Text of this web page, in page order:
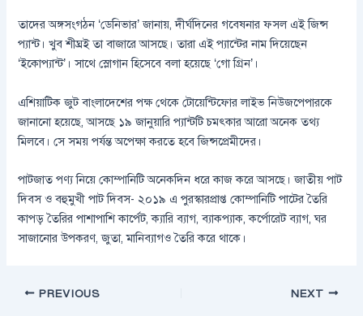
তাদের অঙ্গসংগঠন ‘ডেনিভার’ জানায়, দীর্ঘদিনের গবেষনার ফসল এই জিন্স
প্যান্ট। খুব শীঘ্রই তা বাজারে আসছে। তারা এই প্যান্টের নাম দিয়েছেন
‘ইকোপ্যান্ট’। সাথে স্লোগান হিসেবে বলা হয়েছে ‘গো গ্রিন’।
এশিয়াটিক জুট বাংলাদেশের পক্ষ থেকে টোয়েন্টিফোর লাইভ নিউজপেপারকে
জানানো হয়েছে, আসছে ১৯ জানুয়ারি প্যান্টটি চমৎকার আরো অনেক তথ্য
মিলবে। সে সময় পর্যন্ত অপেক্ষা করতে হবে জিন্সপ্রেমীদের।
পাটজাত পণ্য নিয়ে কোম্পানিটি অনেকদিন ধরে কাজ করে আসছে। জাতীয় পাট
দিবস ও বহুমুখী পাট দিবস- ২০১৯ এ পুরস্কারপ্রাপ্ত কোম্পানিটি পাটের তৈরি
কাপড় তৈরির পাশাপাশি কার্পেট, ক্যারি ব্যাগ, ব্যাকপ্যাক, কর্পোরেট ব্যাগ, ঘর
সাজানোর উপকরণ, জুতা, মানিব্যাগও তৈরি করে থাকে।
PREVIOUS NEXT